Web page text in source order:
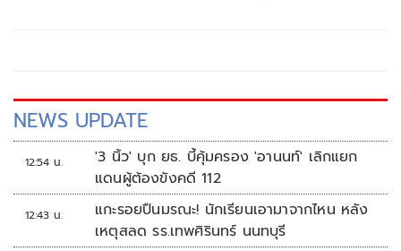
NEWS UPDATE
12:54 น.
'3 นิ้ว' บุก ยธ. บี้คุ้มครอง 'อานนท์' เลิกแยก
แดนผู้ต้องขังคดี 112
12:43 น.
แกะรอยปืนมรณะ! นักเรียนเอามาจากไหน หลัง
เหตุสลด รร.เทพศิรินทร์ นนทบุรี